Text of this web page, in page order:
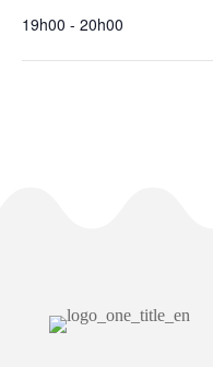
19h00 - 20h00